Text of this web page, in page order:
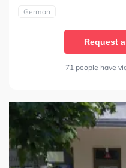
German
Request
71 people have